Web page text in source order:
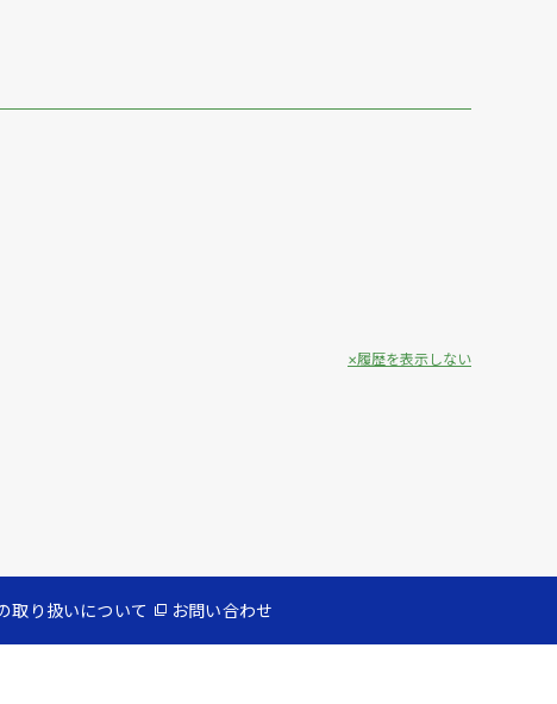
履歴を表示しない
取り扱いについて お問い合わせ